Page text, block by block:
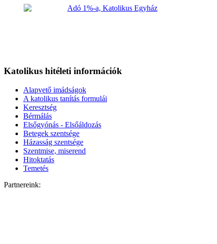
Katolikus hitéleti információk
Alapvető imádságok
A katolikus tanítás formulái
Keresztség
Bérmálás
Elsőgyónás - Elsőáldozás
Betegek szentsége
Házasság szentsége
Szentmise, miserend
Hitoktatás
Temetés
Partnereink: